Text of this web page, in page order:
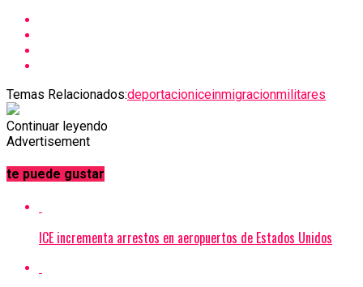
Temas Relacionados:deportacioniceinmigracionmilitares
Continuar leyendo
Advertisement
te puede gustar
ICE incrementa arrestos en aeropuertos de Estados Unidos